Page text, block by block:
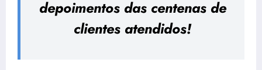
depoimentos das centenas de
clientes atendidos!